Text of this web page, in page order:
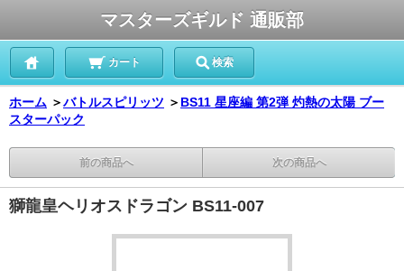
マスターズギルド 通販部
カート 検索
ホーム ＞バトルスピリッツ ＞ BS11 星座編 第2弾 灼熱の太陽 ブー
スターパック
前の商品へ 次の商品へ
獅龍皇ヘリオスドラゴン BS11-007